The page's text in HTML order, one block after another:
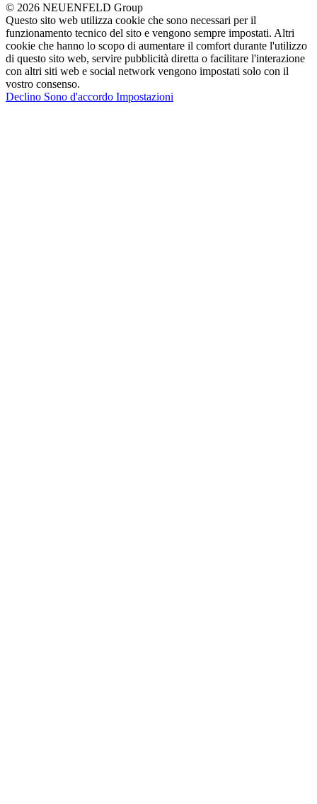
© 2026 NEUENFELD Group
Questo sito web utilizza cookie che sono necessari per il
funzionamento tecnico del sito e vengono sempre impostati. Altri
cookie che hanno lo scopo di aumentare il comfort durante l'utilizzo
di questo sito web, servire pubblicità diretta o facilitare l'interazione
con altri siti web e social network vengono impostati solo con il
vostro consenso.
Declino Sono d'accordo Impostazioni